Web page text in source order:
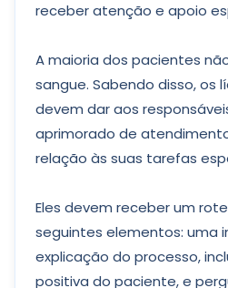
receber atenção e apoio
A maioria dos pacientes
sangue. Sabendo disso, os
devem dar aos
aprimorado de
relação às suas tarefas
Eles devem receber um
seguintes elementos: uma
explicação do processo,
positiva do paciente, e